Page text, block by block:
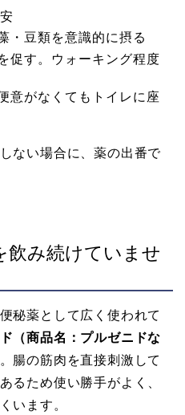
・豆類を意識的に摂る
促す。ウォーキング程度
意がなくてもトイレに座
ない場合に、薬の出番で
飲み続けていませ
秘薬として広く使われて
（商品名：プルゼニドな
腸の筋肉を直接刺激して
るため使い勝手がよく、
います。